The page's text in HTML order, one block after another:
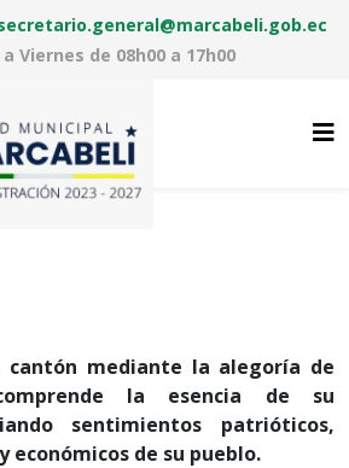
Viernes de 08h00 a 17h00
cantón mediante la alegoría de
la esencia de su
sentimientos patrióticos,
económicos de su pueblo.